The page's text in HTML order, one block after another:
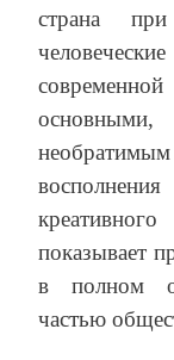
страна
показывает
в полном
частью